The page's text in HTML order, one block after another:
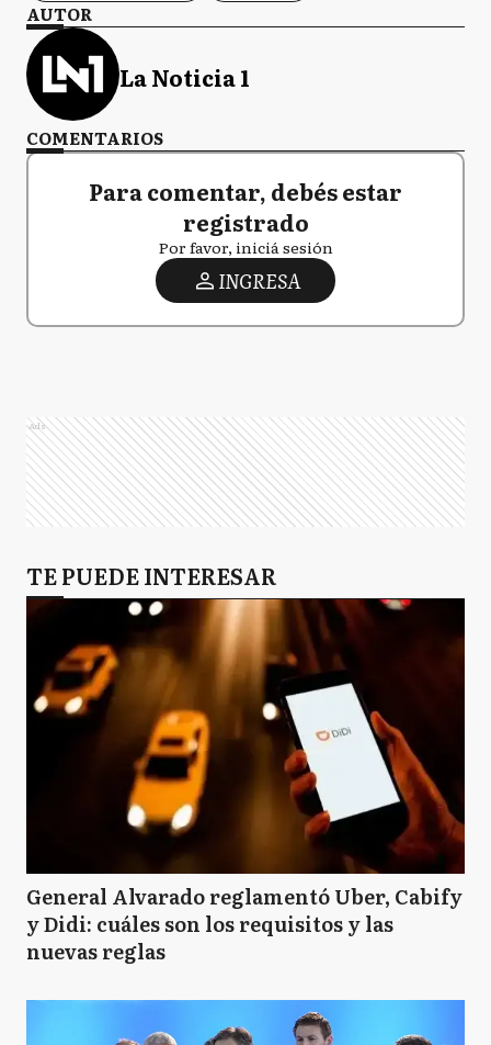
AUTOR
La Noticia 1
COMENTARIOS
Para comentar, debés estar
registrado
Por favor, iniciá sesión
INGRESA
Ads
TE PUEDE INTERESAR
General Alvarado reglamentó Uber, Cabify
y Didi: cuáles son los requisitos y las
nuevas reglas